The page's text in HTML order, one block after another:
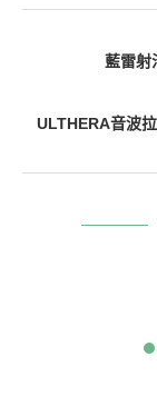
藍雷射
ULTHERA音波